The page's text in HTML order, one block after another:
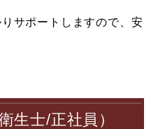
サポートしますので、安
生士/正社員）